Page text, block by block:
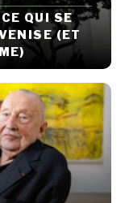
QUI SE
(ET